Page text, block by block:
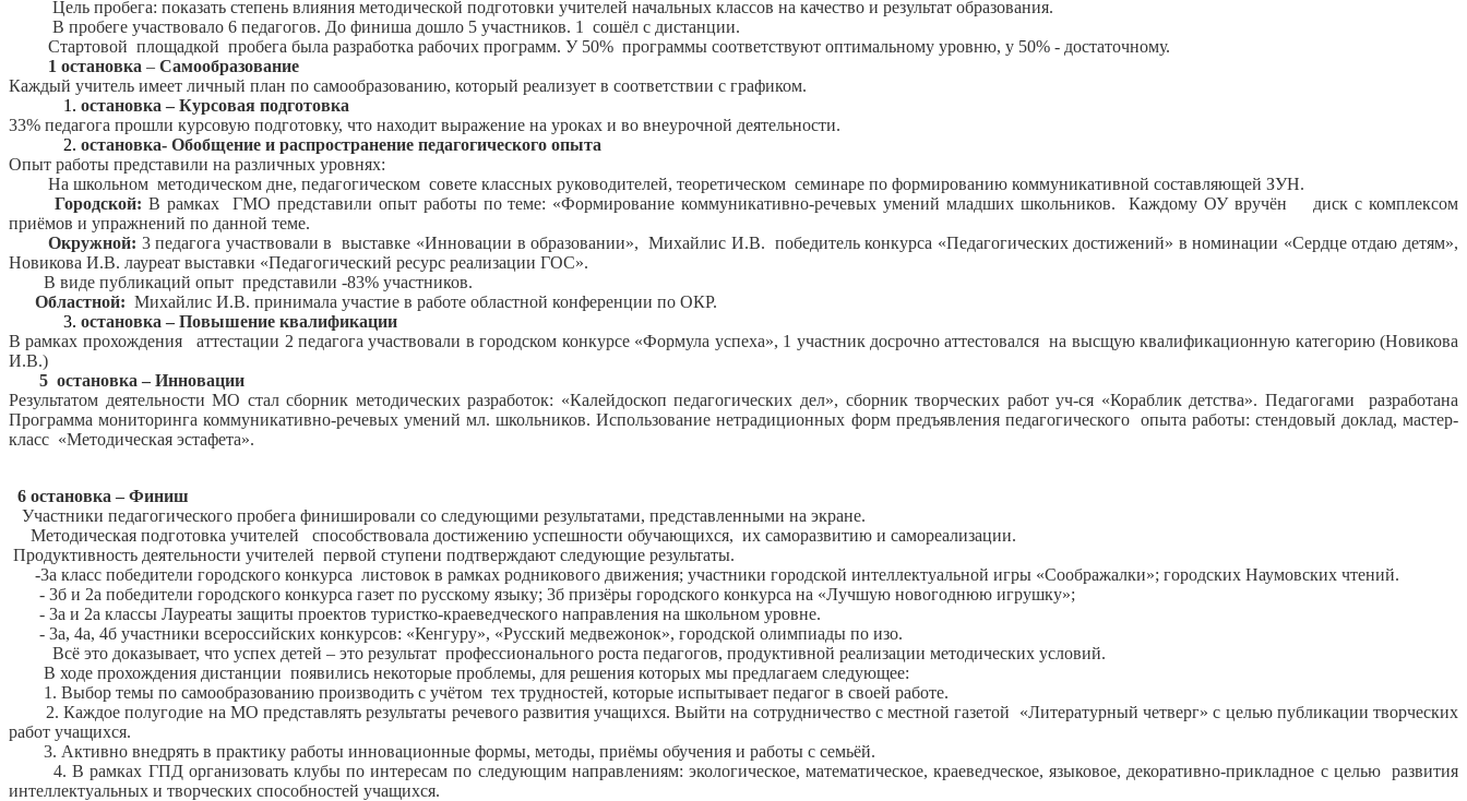
Цель пробега: показать степень влияния методической подготовки учителей начальных классов на качество и результат образования.
В пробеге участвовало 6 педагогов. До финиша дошло 5 участников. 1 сошёл с дистанции.
Стартовой площадкой пробега была разработка рабочих программ. У 50% программы соответствуют оптимальному уровню, у 50% - достаточному.
1 остановка – Самообразование
Каждый учитель имеет личный план по самообразованию, который реализует в соответствии с графиком.
остановка – Курсовая подготовка
33% педагога прошли курсовую подготовку, что находит выражение на уроках и во внеурочной деятельности.
остановка- Обобщение и распространение педагогического опыта
Опыт работы представили на различных уровнях:
На школьном методическом дне, педагогическом совете классных руководителей, теоретическом семинаре по формированию коммуникативной составляющей ЗУН.
Городской: В рамках ГМО представили опыт работы по теме: «Формирование коммуникативно-речевых умений младших школьников. Каждому ОУ вручён диск с комплексом
приёмов и упражнений по данной теме.
Окружной: 3 педагога участвовали в выставке «Инновации в образовании», Михайлис И.В. победитель конкурса «Педагогических достижений» в номинации «Сердце отдаю детям»,
Новикова И.В. лауреат выставки «Педагогический ресурс реализации ГОС».
В виде публикаций опыт представили -83% участников.
Областной: Михайлис И.В. принимала участие в работе областной конференции по ОКР.
остановка – Повышение квалификации
В рамках прохождения аттестации 2 педагога участвовали в городском конкурсе «Формула успеха», 1 участник досрочно аттестовался на высщую квалификационную категорию (Новикова
И.В.)
5 остановка – Инновации
Результатом деятельности МО стал сборник методических разработок: «Калейдоскоп педагогических дел», сборник творческих работ уч-ся «Кораблик детства». Педагогами разработана
Программа мониторинга коммуникативно-речевых умений мл. школьников. Использование нетрадиционных форм предъявления педагогического опыта работы: стендовый доклад, мастер-
класс «Методическая эстафета».
6 остановка – Финиш
Участники педагогического пробега финишировали со следующими результатами, представленными на экране.
Методическая подготовка учителей способствовала достижению успешности обучающихся, их саморазвитию и самореализации.
Продуктивность деятельности учителей первой ступени подтверждают следующие результаты.
-3а класс победители городского конкурса листовок в рамках родникового движения; участники городской интеллектуальной игры «Соображалки»; городских Наумовских чтений.
- 3б и 2а победители городского конкурса газет по русскому языку; 3б призёры городского конкурса на «Лучшую новогоднюю игрушку»;
- 3а и 2а классы Лауреаты защиты проектов туристко-краеведческого направления на школьном уровне.
- 3а, 4а, 4б участники всероссийских конкурсов: «Кенгуру», «Русский медвежонок», городской олимпиады по изо.
Всё это доказывает, что успех детей – это результат профессионального роста педагогов, продуктивной реализации методических условий.
В ходе прохождения дистанции появились некоторые проблемы, для решения которых мы предлагаем следующее:
1. Выбор темы по самообразованию производить с учётом тех трудностей, которые испытывает педагог в своей работе.
2. Каждое полугодие на МО представлять результаты речевого развития учащихся. Выйти на сотрудничество с местной газетой «Литературный четверг» с целью публикации творческих
работ учащихся.
3. Активно внедрять в практику работы инновационные формы, методы, приёмы обучения и работы с семьёй.
4. В рамках ГПД организовать клубы по интересам по следующим направлениям: экологическое, математическое, краеведческое, языковое, декоративно-прикладное с целью развития
интеллектуальных и творческих способностей учащихся.